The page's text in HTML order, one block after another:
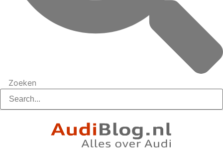
Zoeken